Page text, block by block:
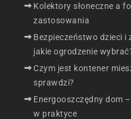
Kolektory słoneczne a
zastosowania
Bezpieczeństwo dzieci i
jakie ogrodzenie
Czym jest kontener
sprawdzi?
Energooszczędny dom
w praktyce